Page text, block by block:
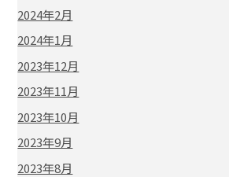
2024年2月
2024年1月
2023年12月
2023年11月
2023年10月
2023年9月
2023年8月